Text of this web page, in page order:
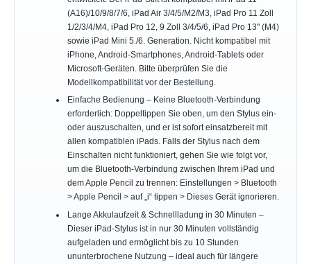
(A16)/10/9/8/7/6, iPad Air 3/4/5/M2/M3, iPad Pro 11 Zoll
1/2/3/4/M4, iPad Pro 12, 9 Zoll 3/4/5/6, iPad Pro 13" (M4)
sowie iPad Mini 5./6. Generation. Nicht kompatibel mit
iPhone, Android-Smartphones, Android-Tablets oder
Microsoft-Geräten. Bitte überprüfen Sie die
Modellkompatibilität vor der Bestellung.
Einfache Bedienung – Keine Bluetooth-Verbindung
erforderlich: Doppeltippen Sie oben, um den Stylus ein-
oder auszuschalten, und er ist sofort einsatzbereit mit
allen kompatiblen iPads. Falls der Stylus nach dem
Einschalten nicht funktioniert, gehen Sie wie folgt vor,
um die Bluetooth-Verbindung zwischen Ihrem iPad und
dem Apple Pencil zu trennen: Einstellungen > Bluetooth
> Apple Pencil > auf „i“ tippen > Dieses Gerät ignorieren.
Lange Akkulaufzeit & Schnellladung in 30 Minuten –
Dieser iPad-Stylus ist in nur 30 Minuten vollständig
aufgeladen und ermöglicht bis zu 10 Stunden
ununterbrochene Nutzung – ideal auch für längere